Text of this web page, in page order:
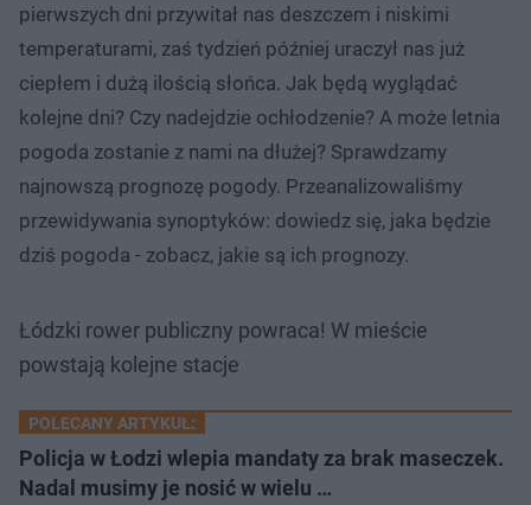
pierwszych dni przywitał nas deszczem i niskimi
temperaturami, zaś tydzień później uraczył nas już
ciepłem i dużą ilością słońca. Jak będą wyglądać
kolejne dni? Czy nadejdzie ochłodzenie? A może letnia
pogoda zostanie z nami na dłużej? Sprawdzamy
najnowszą prognozę pogody. Przeanalizowaliśmy
przewidywania synoptyków: dowiedz się, jaka będzie
dziś pogoda - zobacz, jakie są ich prognozy.
Łódzki rower publiczny powraca! W mieście
powstają kolejne stacje
POLECANY ARTYKUŁ:
Policja w Łodzi wlepia mandaty za brak maseczek.
Nadal musimy je nosić w wielu …